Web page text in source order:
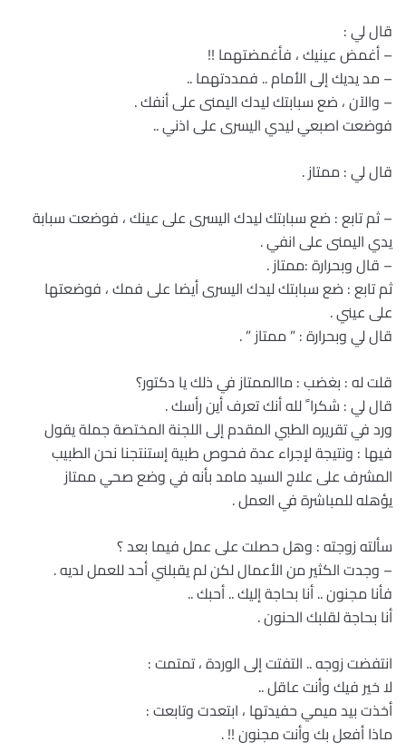
قال لي :
– أغمض عينيك ، فأغمضتهما !!
– مد يديك إلى الأمام .. فمددتهما ..
– والآن ، ضع سبابتك ليدك اليمنى على أنفك .
فوضعت اصبعي ليدي اليسرى على اذني ..
قال لي : ممتاز .
– ثم تابع : ضع سبابتك ليدك اليسرى على عينك ، فوضعت سبابة
يدي اليمنى على انفي .
– قال وبحرارة :ممتاز .
ثم تابع : ضع سبابتك ليدك اليسرى أيضا على فمك ، فوضعتها
على عيني .
قال لي وبحرارة : ” ممتاز ” .
قلت له : بغضب : ماالممتاز في ذلك يا دكتور؟
قال لي : شكرا ً لله أنك تعرف أين رأسك .
ورد في تقريره الطبي المقدم إلى اللجنة المختصة جملة يقول
فيها : ونتيجة لإجراء عدة فحوص طبية إستنتجنا نحن الطبيب
المشرف على علاج السيد مامد بأنه في وضع صحي ممتاز
يؤهله للمباشرة في العمل .
سألته زوجته : وهل حصلت على عمل فيما بعد ؟
– وجدت الكثير من الأعمال لكن لم يقبلني أحد للعمل لديه .
فأنا مجنون .. أنا بحاجة إليك .. أحبك ..
أنا بحاجة لقلبك الحنون .
انتفضت زوجه .. التفتت إلى الوردة ، تمتمت :
لا خير فيك وأنت عاقل ..
أخذت بيد ميمي حفيدتها ، ابتعدت وتابعت :
ماذا أفعل بك وأنت مجنون !! .